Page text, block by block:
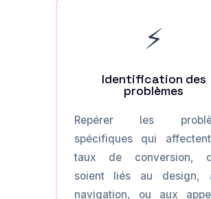
⚡
Identification des
problèmes
Repérer les
spécifiques qui
taux de conversion,
soient liés au design,
navigation, ou aux